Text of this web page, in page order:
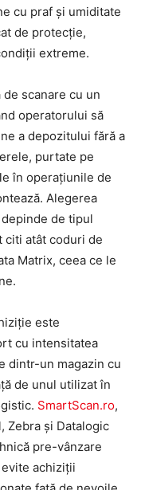
cu praf și umiditate
de protecție,
extreme.
scanare cu un
operatorului să
a depozitului fără a
purtate pe
în operațiunile de
Alegerea
de tipul
citi atât coduri de
Matrix, ceea ce le
este
cu intensitatea
dintr-un magazin cu
de unul utilizat în
SmartScan.ro,
Zebra și Datalogic
pre-vânzare
achiziții